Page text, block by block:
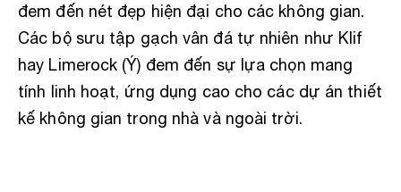
đem đến nét đẹp hiện đại cho các không gian.
Các bộ sưu tập gạch vân đá tự nhiên như Klif
hay Limerock (Ý) đem đến sự lựa chọn mang
tính linh hoạt, ứng dụng cao cho các dự án thiết
kế không gian trong nhà và ngoài trời.